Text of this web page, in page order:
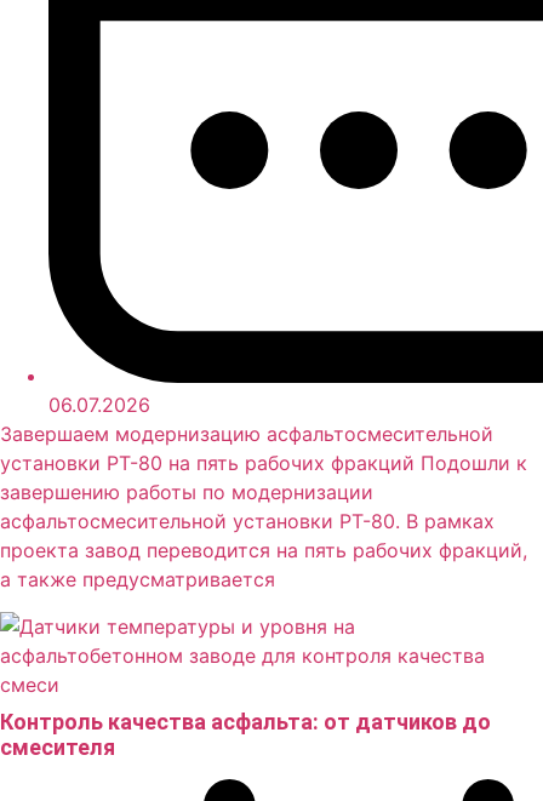
06.07.2026
Завершаем модернизацию асфальтосмесительной
установки РТ-80 на пять рабочих фракций Подошли к
завершению работы по модернизации
асфальтосмесительной установки РТ-80. В рамках
проекта завод переводится на пять рабочих фракций,
а также предусматривается
Контроль качества асфальта: от датчиков до
смесителя